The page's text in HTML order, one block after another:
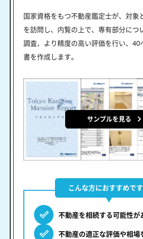
国家資格をもつ不動産鑑定士が、対象
を訪問し、内覧の上で、専有部分につ
調査、より精度の高い評価を行い、40
書を作成します。
サンプルを見る
こんな方におすすめです
不動産を相続する可能性が
不動産の適正な評価や相場